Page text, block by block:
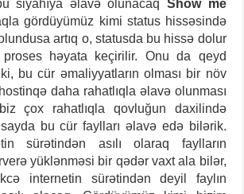
siyahıya əlavə olunacaqShow me
gördüyümüz kimi status hissəsində
artıq o, statusda bu hissə dolur
həyata keçirilir. Onu da qeyd
bu cür əmaliyyatların olması bir növ
daha rahatlıqla əlavə olunması
çox rahatlıqla qovluğun daxilində
bu cür faylları əlavə edə bilərik.
sürətindən asılı olaraq faylların
yüklənməsi bir qədər vaxt ala bilər,
internetin sürətindən deyil faylın